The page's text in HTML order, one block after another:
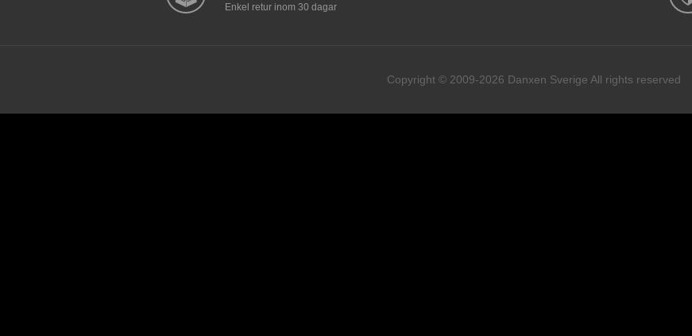
Enkel retur inom 30 dagar
Copyright © 2009-2026 Danxen Sverige All rights reserved